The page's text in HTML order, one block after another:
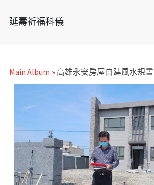
延壽祈福科儀
Main Album » 高雄永安房屋自建風水規畫